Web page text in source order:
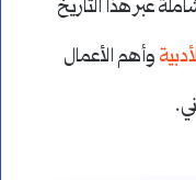
عبر هذا التاريخ
وأهم الأعمال